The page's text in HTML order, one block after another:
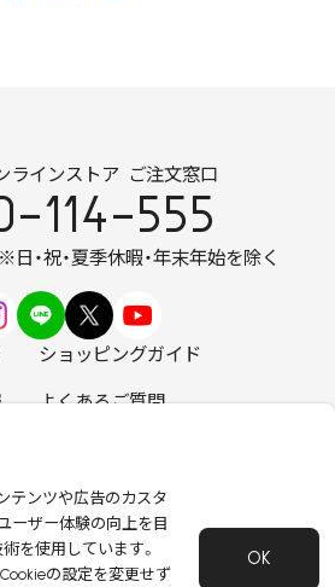
ラインストア ご注文窓口
114-555
※日・祝・夏季休暇・年末年始を除く
ショッピングガイド
よくあるご質問
にご使用いただくために
ンテンツや広告のカスタ
ーザー体験の向上を目
を使用しています。
の設定を変更せず
OK